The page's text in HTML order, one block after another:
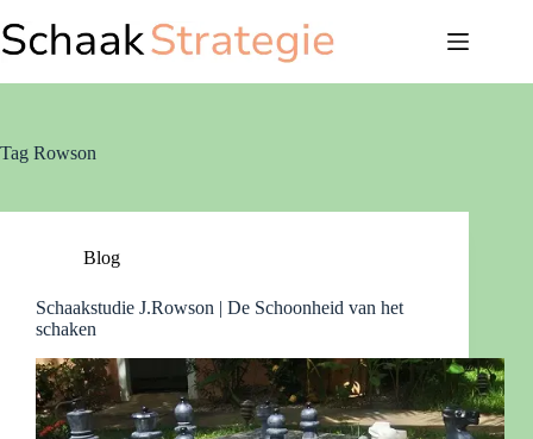
naar
de
Tag Rowson
Blog
Schaakstudie J.Rowson | De Schoonheid van het
schaken